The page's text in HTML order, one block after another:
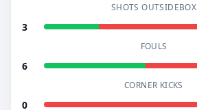
SHOTS OUTSIDEBOX
3
FOULS
6
CORNER KICKS
0